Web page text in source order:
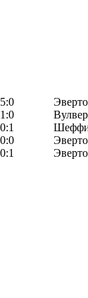
5:0
1:0
0:1
0:0
0:1